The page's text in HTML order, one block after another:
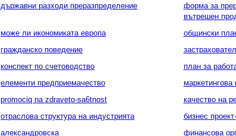
държавни разходи преразпределение
форма за
вътрешен
може ли икономиката европа
общински
гражданско поведение
конспект по счетоводство
план за
елементи предприемачество
маркетингова
promociq na zdraveto-sa6tnost
качество на
отраслова структура на индустрията
бизнес
александровска
финансова